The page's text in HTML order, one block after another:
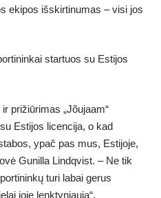
ekipos išskirtinumas – visi jos
startuos su Estijos
prižiūrimas „Jõujaam“
Estijos licencija, o kad
ypač pas mus, Estijoje,
Gunilla Lindqvist. – Ne tik
turi labai gerus
joje lenktyniauja“.